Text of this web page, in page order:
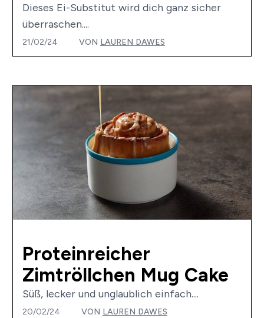
Dieses Ei-Substitut wird dich ganz sicher
überraschen....
21/02/24 VON LAUREN DAWES
Proteinreicher
Zimtröllchen Mug Cake
Süß, lecker und unglaublich einfach....
20/02/24 VON LAUREN DAWES